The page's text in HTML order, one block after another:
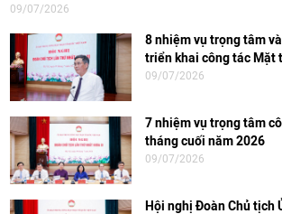
09/07/2026
8 nhiệm vụ trọng tâm
triển khai công tác Mặt
09/07/2026
7 nhiệm vụ trọng tâm
tháng cuối năm 2026
09/07/2026
Hội nghị Đoàn Chủ tịch